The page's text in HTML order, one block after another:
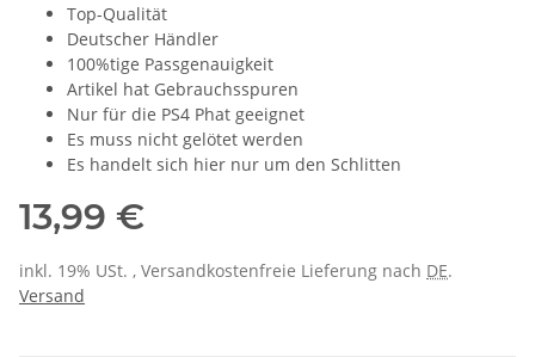
Top-Qualität
Deutscher Händler
100%tige Passgenauigkeit
Artikel hat Gebrauchsspuren
Nur für die PS4 Phat geeignet
Es muss nicht gelötet werden
Es handelt sich hier nur um den Schlitten
13,99 €
inkl. 19% USt. , Versandkostenfreie Lieferung nach DE.
Versand